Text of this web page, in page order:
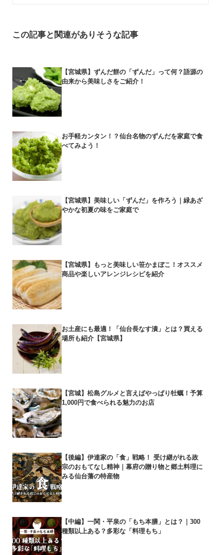
この記事と関連がありそうな記事
【宮城県】ずんだ餅の「ずんだ」って何？語源の
由来から美味しさをご紹介！
お手軽カンタン！？仙台名物のずんだを家庭で食
べてみよう！
【宮城県】美味しい「ずんだ」を作ろう｜緑あざ
やかな初夏の味をご家庭で
【宮城県】もっと美味しい笹かまぼこ！オススメ
商品や楽しいアレンジレシピを紹介
お土産にも最適！「仙台長なす漬」とは？買える
場所も紹介【宮城県】
【宮城】松島グルメと言えばやっぱり牡蠣！予算
1,000円で食べられる魅力のお店
【後編】伊達家の「食」戦略！ 受け継がれる政
宗のおもてなし精神｜幕府の贈り物と郷土料理に
みる仙台藩の特産物
【中編】一関・平泉の「もち本膳」とは？｜300
種類以上ある？多彩な「料理もち」